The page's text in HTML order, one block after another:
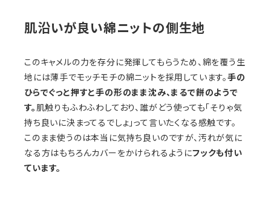
肌沿いが良い綿ニットの側生地
このキャメルの力を存分に発揮してもらうため、綿を覆う生
地には薄手でモッチモチの綿ニットを採用しています。手の
ひらでぐっと押すと手の形のまま沈み、まるで餅のようで
す。 肌触りもふわふわしており、誰がどう使っても「そりゃ気
持ち良いに決まってるでしょ」って言いたくなる感触です。
このまま使うのは本当に気持ち良いのですが、汚れが気に
なる方はもちろんカバーをかけられるようにフックも付い
ています。